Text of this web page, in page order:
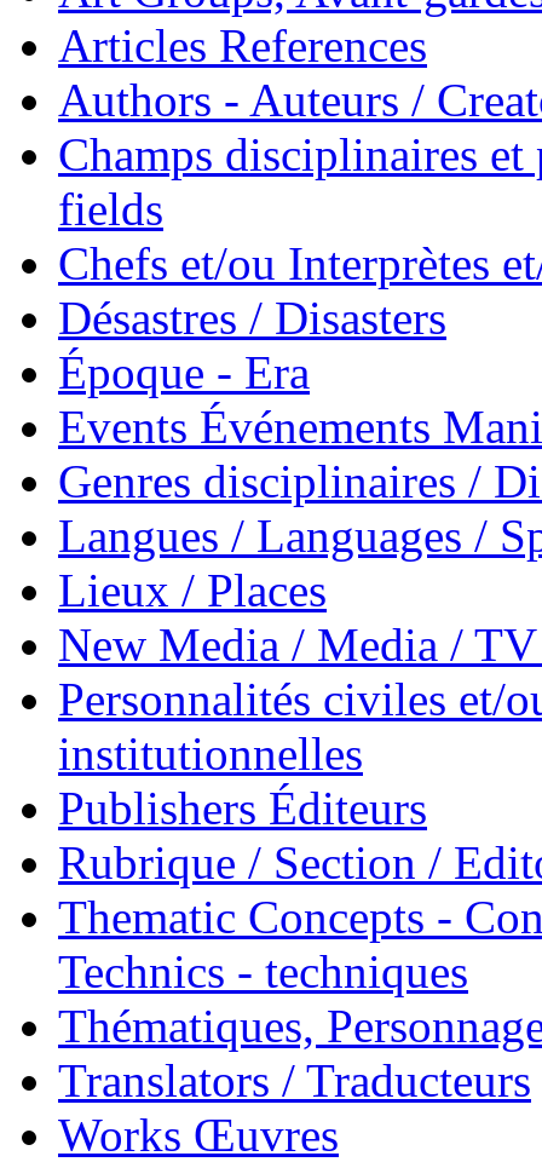
Articles References
Authors - Auteurs /
Champs disciplinaires
fields
Chefs et/ou Interprètes
Désastres / Disasters
Époque - Era
Events Événements
Genres disciplinaires /
Langues / Languages /
Lieux / Places
New Media / Media /
Personnalités civiles et/
institutionnelles
Publishers Éditeurs
Rubrique / Section /
Thematic Concepts -
Technics - techniques
Thématiques,
Translators / Traducteurs
Works Œuvres